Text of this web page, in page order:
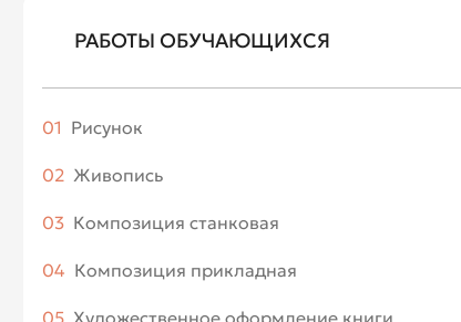
РАБОТЫ ОБУЧАЮЩИХСЯ
01 Рисунок
1 класс
3 класс
4 класс
02 Живопись
1 класс
3 класс
4 класс
03 Композиция станковая
1 класс
04 Композиция прикладная
1 класс